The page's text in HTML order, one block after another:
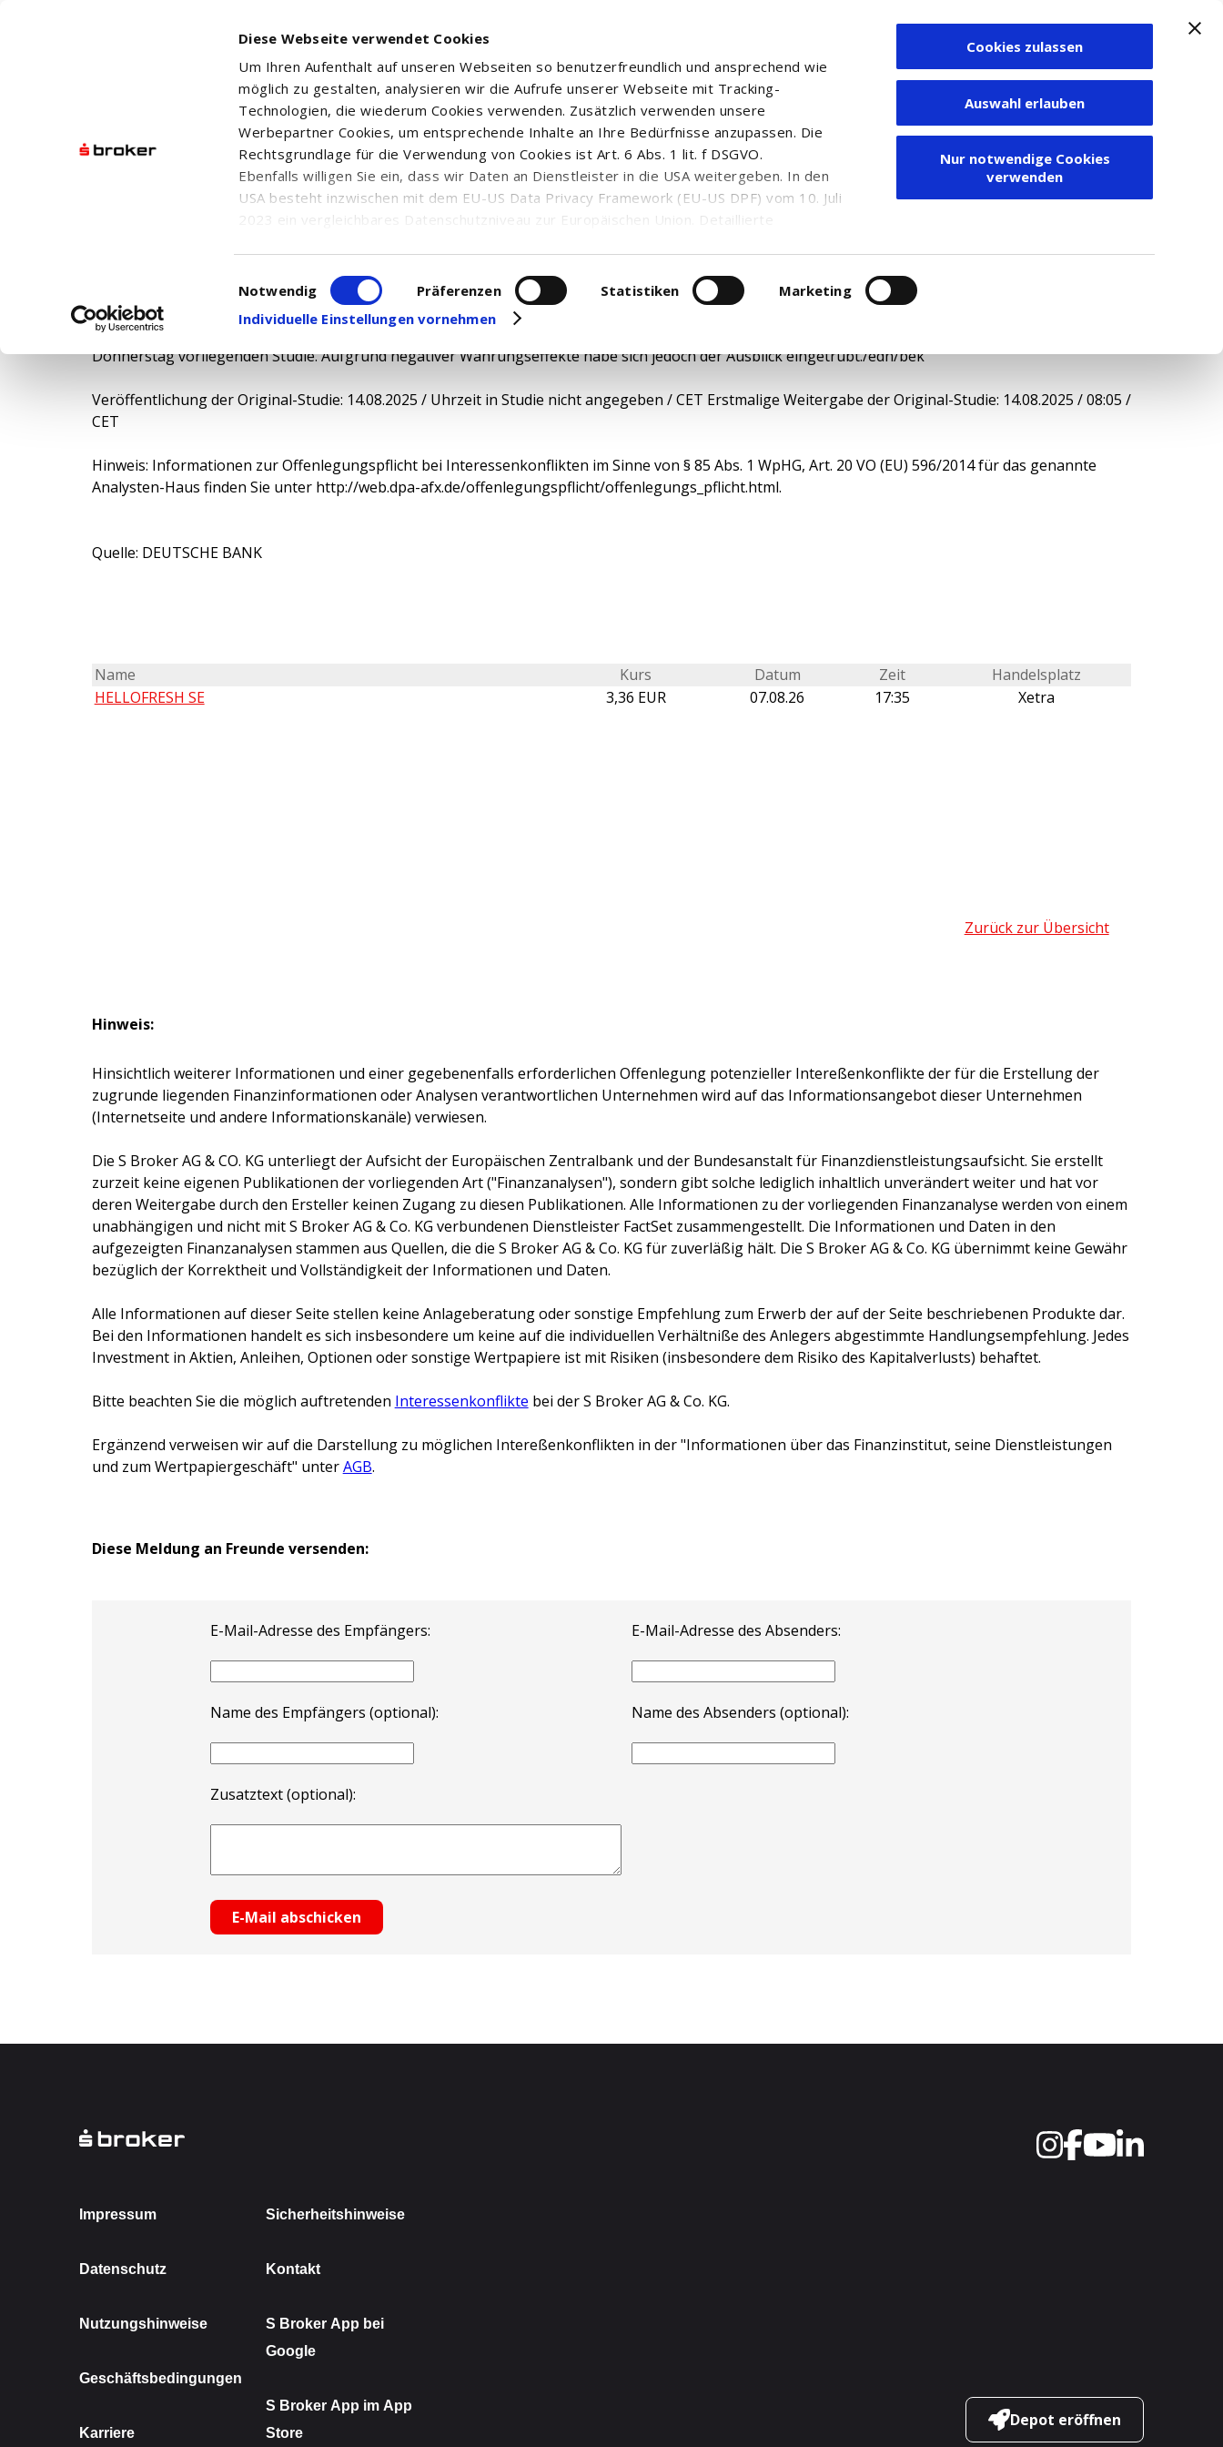
Diese Webseite verwendet Cookies
Um Ihren Aufenthalt auf unseren Webseiten so benutzerfreundlich und ansprechend wie
möglich zu gestalten, analysieren wir die Aufrufe unserer Webseite mit Tracking-
Technologien, die wiederum Cookies verwenden. Zusätzlich verwenden unsere
Werbepartner Cookies, um entsprechende Inhalte an Ihre Bedürfnisse anzupassen. Die
Rechtsgrundlage für die Verwendung von Cookies ist Art. 6 Abs. 1 lit. f DSGVO.
Ebenfalls willigen Sie ein, dass wir Daten an Dienstleister in die USA weitergeben. In den
USA besteht inzwischen mit dem EU-US Data Privacy Framework (EU-US DPF) vom 10. Juli
2023 ein vergleichbares Datenschutzniveau zur Europäischen Union. Detaillierte
in den USA, finden Sie auf unserer Seite zumDatenschutz. Dort können Sie Ihre
Einwilligung auch jederzeit widerrufen oder anpassen.
Einwilligungsauswahl
Notwendig Präferenzen Statistiken
Marketing
Individuelle Einstellungen vornehmen
Cookies zulassen
Auswahl erlauben
Nur notwendige Cookies
verwenden
Zum Depot
Deutsche Bank belässt Hellofresh auf 'Hold' - Ziel 11 Euro
FRANKFURT (dpa-AFX Analyser) - Deutsche Bank Research hat die Einstufung für Hellofresh nach Quartalszahlen auf "Hold" mit einem Kursziel von 11
Euro belassen. Die Kennziffern des Kochboxen-Lieferanten hätten weitgehend ihren Erwartungen entsprochen, schrieb Nizla Naizer in einer am
Donnerstag vorliegenden Studie. Aufgrund negativer Währungseffekte habe sich jedoch der Ausblick eingetrübt./edh/bek
Veröffentlichung der Original-Studie: 14.08.2025 / Uhrzeit in Studie nicht angegeben / CET Erstmalige Weitergabe der Original-Studie: 14.08.2025 / 08:05 /
CET
Hinweis: Informationen zur Offenlegungspflicht bei Interessenkonflikten im Sinne von § 85 Abs. 1 WpHG, Art. 20 VO (EU) 596/2014 für das genannte
Analysten-Haus finden Sie unter http://web.dpa-afx.de/offenlegungspflicht/offenlegungs_pflicht.html.
Quelle: DEUTSCHE BANK
Name Kurs Datum Zeit
Handelsplatz
HELLOFRESH SE
3,36 EUR 07.08.26 17:35 Xetra
Zurück zur Übersicht
Hinweis:
Hinsichtlich weiterer Informationen und einer gegebenenfalls erforderlichen Offenlegung potenzieller Intereßenkonflikte der für die Erstellung der
zugrunde liegenden Finanzinformationen oder Analysen verantwortlichen Unternehmen wird auf das Informationsangebot dieser Unternehmen
(Internetseite und andere Informationskanäle) verwiesen.
Die S Broker AG & CO. KG unterliegt der Aufsicht der Europäischen Zentralbank und der Bundesanstalt für Finanzdienstleistungsaufsicht. Sie erstellt
zurzeit keine eigenen Publikationen der vorliegenden Art ("Finanzanalysen"), sondern gibt solche lediglich inhaltlich unverändert weiter und hat vor
deren Weitergabe durch den Ersteller keinen Zugang zu diesen Publikationen. Alle Informationen zu der vorliegenden Finanzanalyse werden von einem
unabhängigen und nicht mitS Broker AG & Co. KG verbundenen Dienstleister FactSet zusammengestellt. Die Informationen und Daten in den
aufgezeigten Finanzanalysen stammen aus Quellen, die die S Broker AG & Co. KG für zuverläßig hält. Die S Broker AG & Co. KG übernimmt keine Gewähr
bezüglich der Korrektheit und Vollständigkeit der Informationen und Daten.
Alle Informationen auf dieser Seite stellen keine Anlageberatung oder sonstige Empfehlung zum Erwerb der auf der Seite beschriebenen Produkte dar.
Bei den Informationen handelt es sich insbesondere um keine auf die individuellen Verhältniße des Anlegers abgestimmte Handlungsempfehlung. Jedes
Investment in Aktien, Anleihen, Optionen oder sonstige Wertpapiere ist mit Risiken (insbesondere dem Risiko des Kapitalverlusts) behaftet.
Bitte beachten Sie die möglich auftretenden Interessenkonflikte bei derS Broker AG & Co. KG.
Ergänzend verweisen wir auf die Darstellung zu möglichen Intereßenkonflikten in der "Informationen über das Finanzinstitut, seine Dienstleistungen
und zum Wertpapiergeschäft" unterAGB.
Diese Meldung an Freunde versenden:
E-Mail-Adresse des Empfängers: E-Mail-Adresse des Absenders:
Name des Empfängers (optional): Name des Absenders (optional):
Zusatztext (optional):